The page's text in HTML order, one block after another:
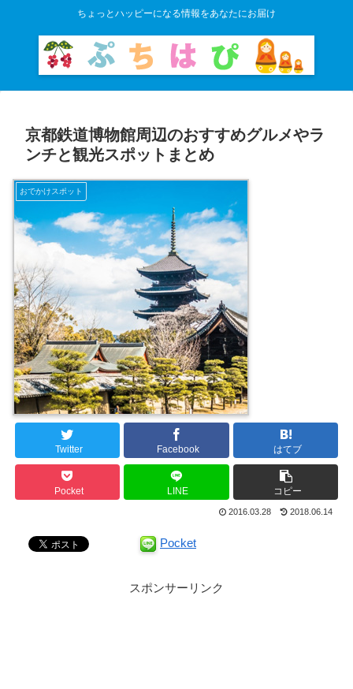
ちょっとハッピーになる情報をあなたにお届け
京都鉄道博物館周辺のおすすめグルメやラ
ンチと観光スポットまとめ
おでかけスポット
Twitter Facebook はてブ
Pocket LINE コピー
2016.03.28 2018.06.14
Pocket
スポンサーリンク